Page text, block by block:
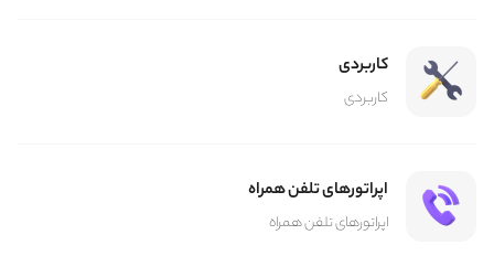
کاربردی
کاربردی
اپراتورهای تلفن همراه
اپراتورهای تلفن همراه